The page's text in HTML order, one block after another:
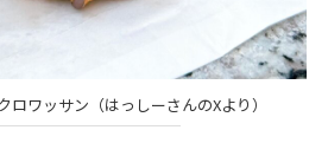
ロワッサン（はっしーさんのXより）